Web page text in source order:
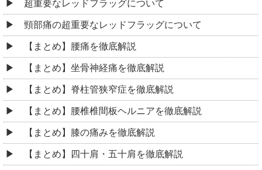
超重要なレッドフラッグについて
頸部痛の超重要なレッドフラッグについて
【まとめ】腰痛を徹底解説
【まとめ】坐骨神経痛を徹底解説
【まとめ】脊柱管狭窄症を徹底解説
【まとめ】腰椎椎間板ヘルニアを徹底解説
【まとめ】膝の痛みを徹底解説
【まとめ】四十肩・五十肩を徹底解説